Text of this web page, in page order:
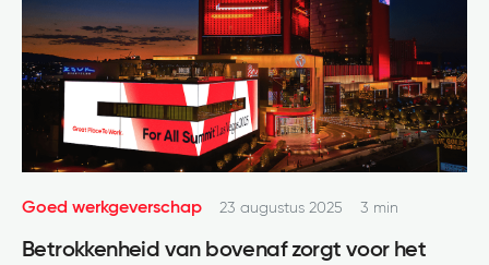
Goed werkgeverschap 23 augustus 2025 3 min
Betrokkenheid van bovenaf zorgt voor het